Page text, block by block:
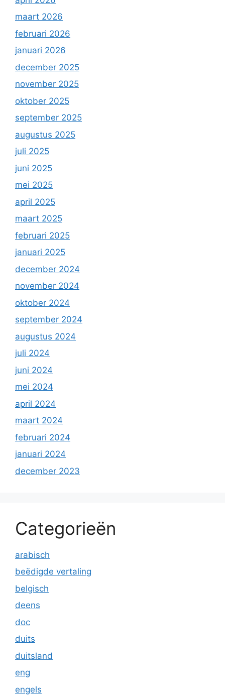
maart 2026
februari 2026
januari 2026
december 2025
november 2025
oktober 2025
september 2025
augustus 2025
juli 2025
juni 2025
mei 2025
april 2025
maart 2025
februari 2025
januari 2025
december 2024
november 2024
oktober 2024
september 2024
augustus 2024
juli 2024
juni 2024
mei 2024
april 2024
maart 2024
februari 2024
januari 2024
december 2023
Categorieën
arabisch
beëdigde vertaling
belgisch
deens
doc
duits
duitsland
eng
engels